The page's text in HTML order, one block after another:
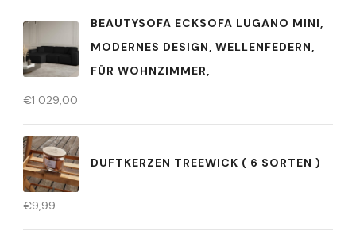
BEAUTYSOFA ECKSOFA LUGANO MINI,
MODERNES DESIGN, WELLENFEDERN,
FÜR WOHNZIMMER,
€1 029,00
DUFTKERZEN TREEWICK ( 6 SORTEN )
€9,99